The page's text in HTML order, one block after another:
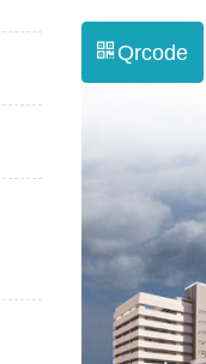
Qrcode